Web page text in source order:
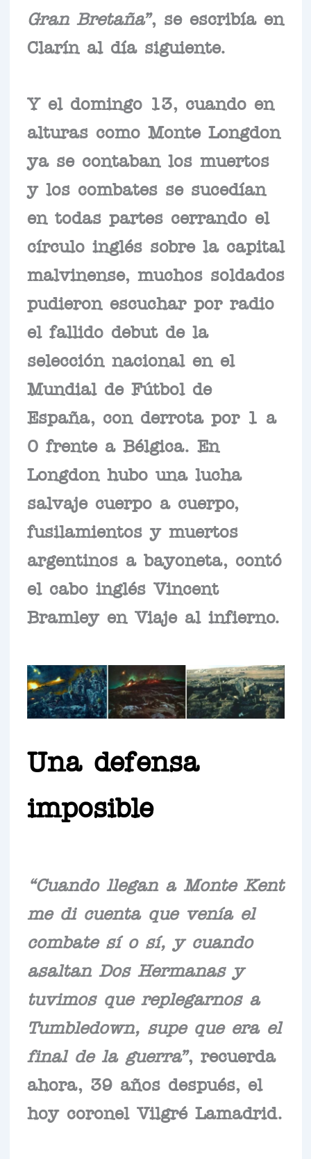
Gran Bretaña”, se escribía en
Clarín al día siguiente.
Y el domingo 13, cuando en
alturas como Monte Longdon
ya se contaban los muertos
y los combates se sucedían
en todas partes cerrando el
círculo inglés sobre la capital
malvinense, muchos soldados
pudieron escuchar por radio
el fallido debut de la
selección nacional en el
Mundial de Fútbol de
España, con derrota por 1 a
0 frente a Bélgica. En
Longdon hubo una lucha
salvaje cuerpo a cuerpo,
fusilamientos y muertos
argentinos a bayoneta, contó
el cabo inglés Vincent
Bramley en Viaje al infierno.
Una defensa
imposible
“Cuando llegan a Monte Kent
me di cuenta que venía el
combate sí o sí, y cuando
asaltan Dos Hermanas y
tuvimos que replegarnos a
Tumbledown, supe que era el
final de la guerra”, recuerda
ahora, 39 años después, el
hoy coronel Vilgré Lamadrid.